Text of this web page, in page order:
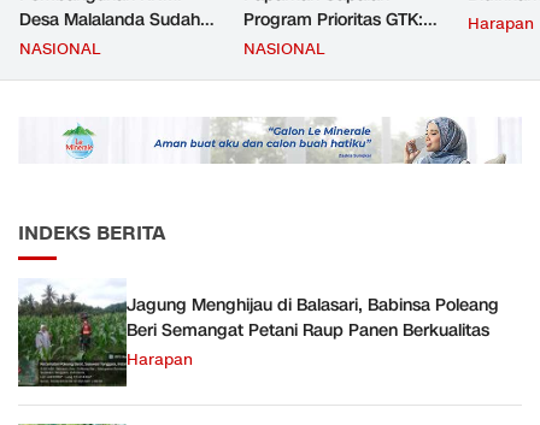
Desa Malalanda Sudah
Mencapai 69 Persen dan
JMD dan JMF
NASIONAL
Program Prioritas GTK:
Kompetensi Meningkat,
NASIONAL
Harapan
INDEKS BERITA
Jagung Menghijau di Balasari, Babinsa Poleang
Beri Semangat Petani Raup Panen Berkualitas
Harapan